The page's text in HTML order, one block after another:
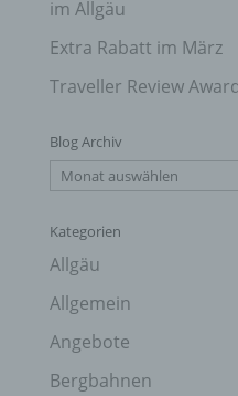
im Allgäu
Extra Rabatt im März
Traveller Review
Blog Archiv
Blog
Kategorien
Allgäu
Allgemein
Angebote
Bergbahnen